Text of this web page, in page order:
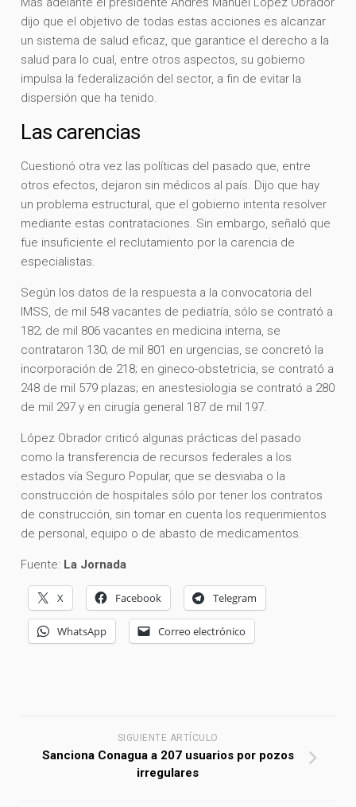
dijo que el objetivo de todas estas acciones es alcanzar
un sistema de salud eficaz, que garantice el derecho a la
salud para lo cual, entre otros aspectos, su gobierno
impulsa la federalización del sector, a fin de evitar la
dispersión que ha tenido.
Las carencias
Cuestionó otra vez las políticas del pasado que, entre
otros efectos, dejaron sin médicos al país. Dijo que hay
un problema estructural, que el gobierno intenta resolver
mediante estas contrataciones. Sin embargo, señaló que
fue insuficiente el reclutamiento por la carencia de
especialistas.
Según los datos de la respuesta a la convocatoria del
IMSS, de mil 548 vacantes de pediatría, sólo se contrató a
182; de mil 806 vacantes en medicina interna, se
contrataron 130; de mil 801 en urgencias, se concretó la
incorporación de 218; en gineco-obstetricia, se contrató a
248 de mil 579 plazas; en anestesiologia se contrató a 280
de mil 297 y en cirugía general 187 de mil 197.
López Obrador criticó algunas prácticas del pasado
como la transferencia de recursos federales a los
estados vía Seguro Popular, que se desviaba o la
construcción de hospitales sólo por tener los contratos
de construcción, sin tomar en cuenta los requerimientos
de personal, equipo o de abasto de medicamentos.
Fuente: La Jornada
X Facebook Telegram
WhatsApp Correo electrónico
SIGUIENTE ARTÍCULO
Sanciona Conagua a 207 usuarios por pozos
irregulares